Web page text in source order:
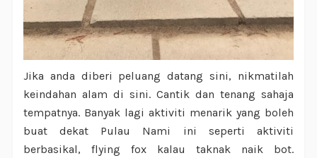
Jika anda diberi peluang datang sini, nikmatilah
keindahan alam di sini. Cantik dan tenang sahaja
tempatnya. Banyak lagi aktiviti menarik yang boleh
buat dekat Pulau Nami ini seperti aktiviti
berbasikal, flying fox kalau taknak naik bot.